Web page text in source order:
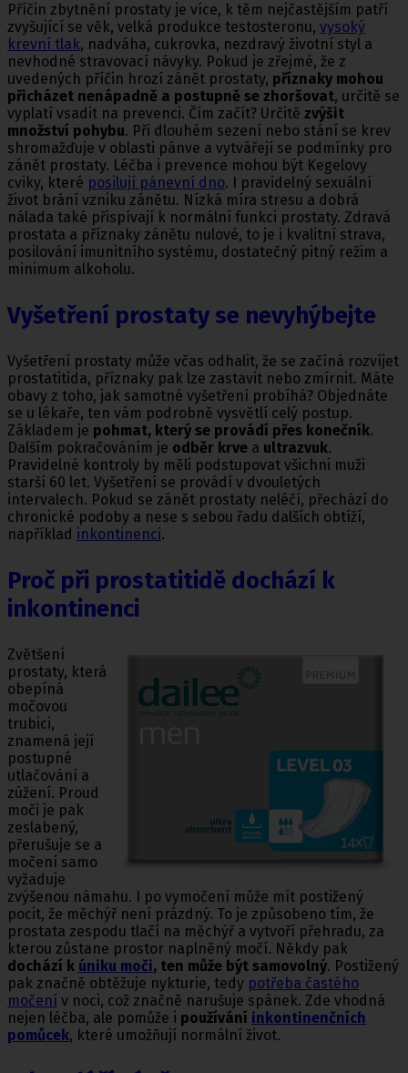
Příčin zbytnění prostaty je více, k těm nejčastějším patří
zvyšující se věk, velká produkce testosteronu, vysoký
krevní tlak, nadváha, cukrovka, nezdravý životní styl a
nevhodné stravovací návyky. Pokud je zřejmé, že z
uvedených příčin hrozí zánět prostaty, příznaky mohou
přicházet nenápadně a postupně se zhoršovat, určitě se
vyplatí vsadit na prevenci. Čím začít? Určitě zvýšit
množství pohybu. Při dlouhém sezení nebo stání se krev
shromažďuje v oblasti pánve a vytvářejí se podmínky pro
zánět prostaty. Léčba i prevence mohou být Kegelovy
cviky, které posilují pánevní dno. I pravidelný sexuální
život brání vzniku zánětu. Nízká míra stresu a dobrá
nálada také přispívají k normální funkci prostaty. Zdravá
prostata a příznaky zánětu nulové, to je i kvalitní strava,
posilování imunitního systému, dostatečný pitný režim a
minimum alkoholu.
Vyšetření prostaty se nevyhýbejte
Vyšetření prostaty může včas odhalit, že se začíná rozvíjet
prostatitida, příznaky pak lze zastavit nebo zmírnit. Máte
obavy z toho, jak samotné vyšetření probíhá? Objednáte
se u lékaře, ten vám podrobně vysvětlí celý postup.
Základem je pohmat, který se provádí přes konečník.
Dalším pokračováním je odběr krve a ultrazvuk.
Pravidelné kontroly by měli podstupovat všichni muži
starší 60 let. Vyšetření se provádí v dvouletých
intervalech. Pokud se zánět prostaty neléčí, přechází do
chronické podoby a nese s sebou řadu dalších obtíží,
například inkontinenci.
Proč při prostatitidě dochází k
inkontinenci
Zvětšení
prostaty, která
obepíná
močovou
trubici,
znamená její
postupné
utlačování a
zúžení. Proud
moči je pak
zeslabený,
přerušuje se a
močení samo
vyžaduje
zvýšenou námahu. I po vymočení může mít postižený
pocit, že měchýř není prázdný. To je způsobeno tím, že
prostata zespodu tlačí na měchýř a vytvoří přehradu, za
kterou zůstane prostor naplněný močí. Někdy pak
dochází k úniku moči, ten může být samovolný. Postižený
pak značně obtěžuje nykturie, tedy potřeba častého
močení v noci, což značně narušuje spánek. Zde vhodná
nejen léčba, ale pomůže i používání inkontinenčních
pomůcek, které umožňují normální život.